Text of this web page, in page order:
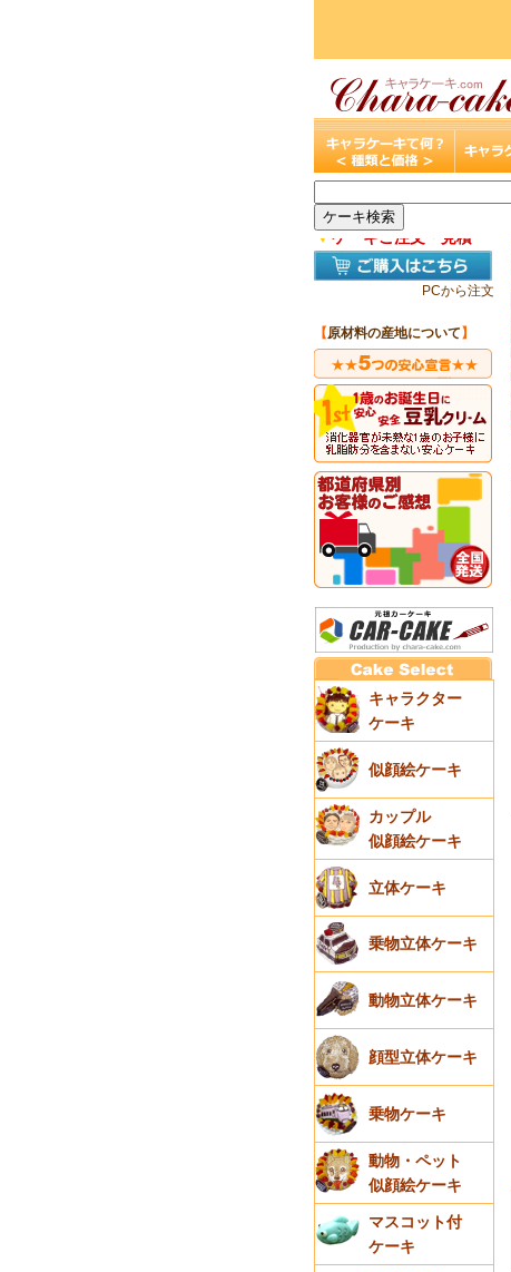
▼ケーキご注文・見積
PCから注文
【原材料の産地について 】
キャラクター
ケーキ
似顔絵ケーキ
カップル
似顔絵ケーキ
立体ケーキ
乗物立体ケーキ
動物立体ケーキ
顔型立体ケーキ
乗物ケーキ
動物・ペット
似顔絵ケーキ
マスコット付
ケーキ